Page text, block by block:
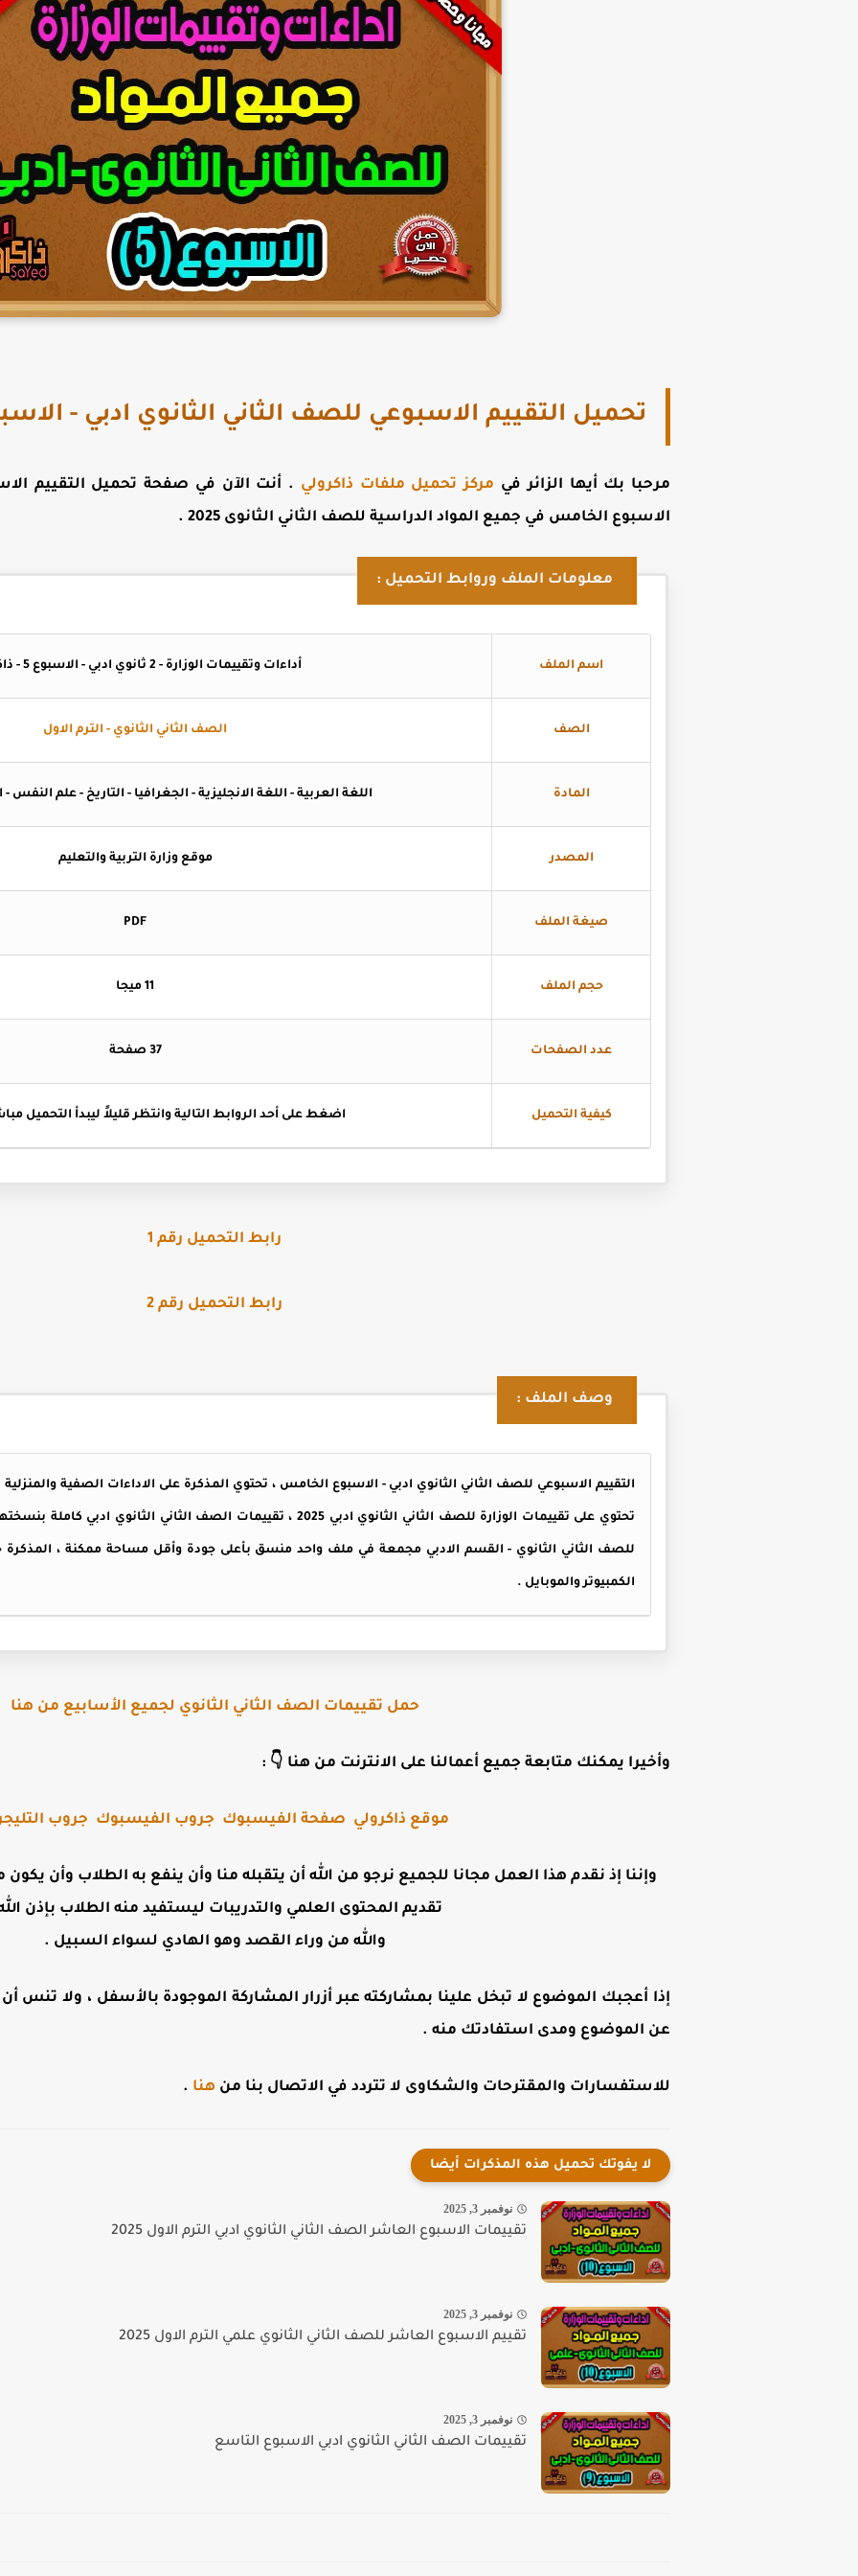
تحميل التقييم الاسبوعي للصف الثاني الثانوي ادبي -
مرحبا بك أيها الزائر في مركز تحميل ملفات ذاكرولي . أنت الآن في صفحة تحميل التقييم
الاسبوع الخامس في جميع المواد الدراسية للصف الثاني الثانوى 2025
.
معلومات الملف وروابط التحميل :
اسم الملف أداءات وتقييمات الوزارة - 2 ثانوي ادبي - الاسبوع 5 - ذاكرولي
الصف الصف الثاني الثانوي - الترم الاول
المادة اللغة العربية - اللغة الانجليزية - الجغرافيا - التاريخ - علم النفس
المصدر موقع وزارة التربية والتعليم
صيغة الملف PDF
حجم الملف 11 ميجا
عدد الصفحات 37 صفحة
كيفية التحميل اضغطعلى أحد الروابط التالية وانتظر قليلاً ليبدأ التحميل
رابط التحميل رقم 1
رابط التحميل رقم 2
وصف الملف :
تحتوي على تقييمات الوزارة للصف الثاني الثانوي ادبي 2025 ، تقييمات الصف الثاني
للصف الثاني الثانوي - القسم الادبي مجمعة في ملف واحد منسق بأعلى جودة وأقل مساحة ممكنة ، المذكرة
الكمبيوتر والموبايل .
حمل تقييمات الصف الثاني الثانوي لجميع الأسابيع من هنا
وأخيرا يمكنك متابعة جميع أعمالنا على الانترنت من هنا 👇 :
موقع ذاكرولي صفحة الفيسبوك جروب الفيسبوك جروب
وإننا إذ نقدم هذا العمل مجانا للجميع نرجو من الله أن يتقبله منا وأن ينفع به الطلاب وأن
تقديم المحتوى العلمي والتدريبات ليستفيد منه الطلاب بإذن
والله من وراء القصد وهو الهادي لسواء السبيل .
إذا أعجبك الموضوع لا تبخل علينا بمشاركته عبر أزرار المشاركة الموجودة بالأسفل ، ولا تنس أن
عن الموضوع ومدى استفادتك منه .
للاستفسارات والمقترحات والشكاوى لا تتردد في الاتصال بنا من هنا .
لا يفوتك تحميل هذه المذكرات أيضا
نوفمبر 3, 2025
تقييمات الاسبوع العاشر الصف الثاني الثانوي ادبي الترم الاول 2025
نوفمبر 3, 2025
تقييم الاسبوع العاشر للصف الثاني الثانوي علمي الترم الاول 2025
نوفمبر 3, 2025
تقييمات الصف الثاني الثانوي ادبي الاسبوع التاسع